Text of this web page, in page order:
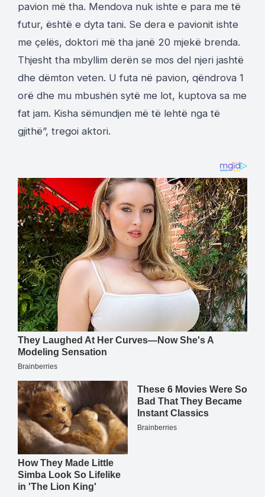
pavion më tha. Mendova nuk ishte e para me të
futur, është e dyta tani. Se dera e pavionit ishte
me çelës, doktori më tha janë 20 mjekë brenda.
Thjesht tha mbyllim derën se mos del njeri jashtë
dhe dëmton veten. U futa në pavion, qëndrova 1
orë dhe mu mbushën sytë me lot, kuptova sa me
fat jam. Kisha sëmundjen më të lehtë nga të
gjithë”, tregoi aktori.